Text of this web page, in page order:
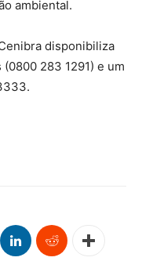
ambiental.
disponibiliza
283 1291) e um